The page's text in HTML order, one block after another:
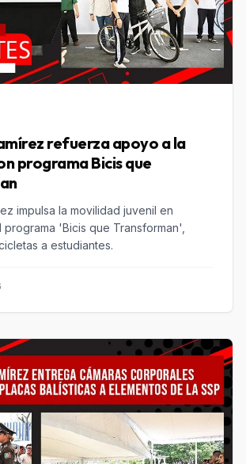
refuerza apoyo a la
programa Bicis que
impulsa la movilidad juvenil en
programa 'Bicis que Transforman',
a estudiantes.